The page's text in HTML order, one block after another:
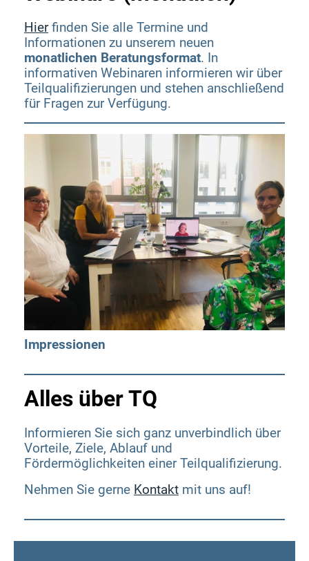
Fachkräftesicherung
Teilqualifizierung als Chance für
Unternehmen – Praxis, Förderung und
konkrete Ansätze
Tülay Hanelçi-Kart (ETAPP)
Meeting-Link
Teilqualifikationen International (digital)
– Teilqualifizierungen als Chance für die
Fachkräftegewinnung aus Drittstaaten
hub4africa
Meeting-Link
TQ Aktionstage: Schritt für Schritt zur TQ
Nia Lie (Bildungswerk der Sächsischen
Wirtschaft gGmbH)
Dienstag, 23.06.2026
Fachkräfte binden und gewinnen durch
geförderte Weiterbildung und
Teilqualifizierung
BW NRW & faw
LinkedIn
Hier finden Sie weitere Informationen
sowie den Zugangslink.
Hierfinden Sie alle Termine und
Informationen zu unserem neuen
monatlichen Beratungsformat. In
informativen Webinaren informieren wir über
Teilqualifizierungen und stehen anschließend
für Fragen zur Verfügung.
Impressionen
Alles über TQ
Informieren Sie sich ganz unverbindlich über
Vorteile, Ziele, Ablauf und
Fördermöglichkeiten einer Teilqualifizierung.
Nehmen Sie gerne Kontakt mit uns auf!